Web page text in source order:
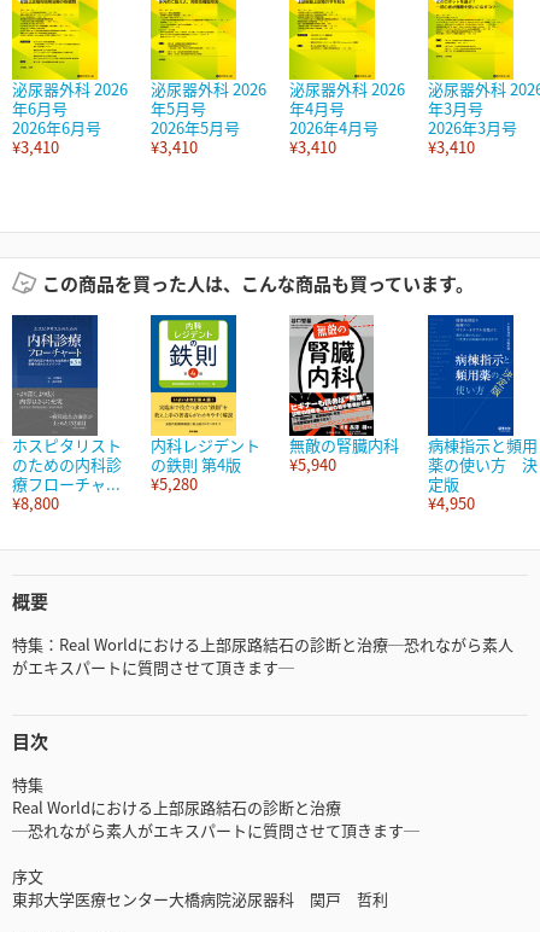
泌尿器外科 2026
年6月号
2026年6月号
¥3,410
泌尿器外科 2026
年5月号
2026年5月号
¥3,410
泌尿器外科 2026
年4月号
2026年4月号
¥3,410
泌尿器外科
年3月号
2026年3月号
¥3,410
この商品を買った人は、こんな商品も買っています。
ホスピタリスト
のための内科診
療フローチャ...
¥8,800
内科レジデント
の鉄則 第4版
¥5,280
無敵の腎臓内科
¥5,940
病棟指示と頻用
薬の使い方 決
定版
¥4,950
概要
特集：Real Worldにおける上部尿路結石の診断と治療─恐れながら素人
がエキスパートに質問させて頂きます─
目次
特集
Real Worldにおける上部尿路結石の診断と治療
─恐れながら素人がエキスパートに質問させて頂きます─
序文
東邦大学医療センター大橋病院泌尿器科 関戸 哲利